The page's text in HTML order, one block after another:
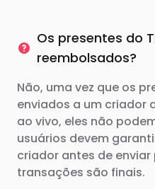
Os presentes do
reembolsados?
Não, uma vez que os
enviados a um criador
ao vivo, eles não
usuários devem
criador antes de
transações são finais.